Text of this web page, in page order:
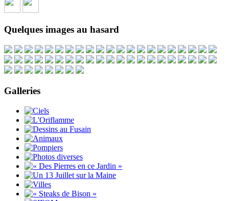
Quelques images au hasard
Galleries